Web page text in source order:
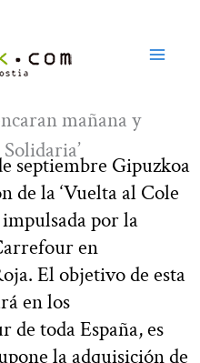
mañana y
septiembre Gipuzkoa
de la ‘Vuelta al Cole
por la
en
El objetivo de esta
en los
toda España, es
la adquisición de